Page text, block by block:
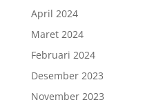
April 2024
Maret 2024
Februari 2024
Desember 2023
November 2023